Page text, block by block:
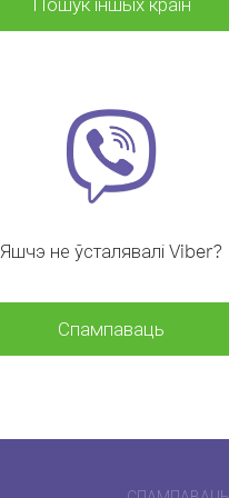
Яшчэ не ўсталявалі Viber?
Спампаваць